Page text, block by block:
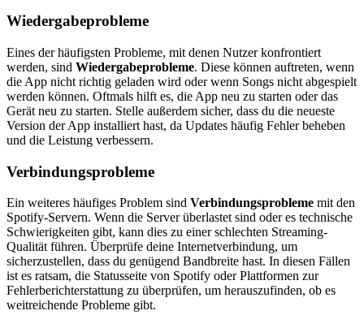
Wiedergabeprobleme
Eines der häufigsten Probleme, mit denen Nutzer konfrontiert
werden, sind Wiedergabeprobleme. Diese können auftreten, wenn
die App nicht richtig geladen wird oder wenn Songs nicht abgespielt
werden können. Oftmals hilft es, die App neu zu starten oder das
Gerät neu zu starten. Stelle außerdem sicher, dass du die neueste
Version der App installiert hast, da Updates häufig Fehler beheben
und die Leistung verbessern.
Verbindungsprobleme
Ein weiteres häufiges Problem sind Verbindungsprobleme mit den
Spotify-Servern. Wenn die Server überlastet sind oder es technische
Schwierigkeiten gibt, kann dies zu einer schlechten Streaming-
Qualität führen. Überprüfe deine Internetverbindung, um
sicherzustellen, dass du genügend Bandbreite hast. In diesen Fällen
ist es ratsam, die Statusseite von Spotify oder Plattformen zur
Fehlerberichterstattung zu überprüfen, um herauszufinden, ob es
weitreichende Probleme gibt.